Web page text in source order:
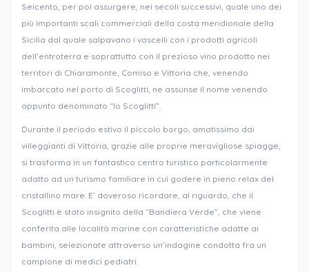
Seicento, per poi assurgere, nei secoli successivi, quale uno dei
più importanti scali commerciali della costa meridionale della
Sicilia dal quale salpavano i vascelli con i prodotti agricoli
dell’entroterra e soprattutto con il prezioso vino prodotto nei
territori di Chiaramonte, Comiso e Vittoria che, venendo
imbarcato nel porto di Scoglitti, ne assunse il nome venendo
appunto denominato “lo Scoglitti”.
Durante il periodo estivo il piccolo borgo, amatissimo dai
villeggianti di Vittoria, grazie alle proprie meravigliose spiagge,
si trasforma in un fantastico centro turistico particolarmente
adatto ad un turismo familiare in cui godere in pieno relax del
cristallino mare. E’ doveroso ricordare, al riguardo, che il
Scoglitti è stato insignito della “Bandiera Verde”, che viene
conferita alle località marine con caratteristiche adatte ai
bambini, selezionate attraverso un’indagine condotta fra un
campione di medici pediatri.